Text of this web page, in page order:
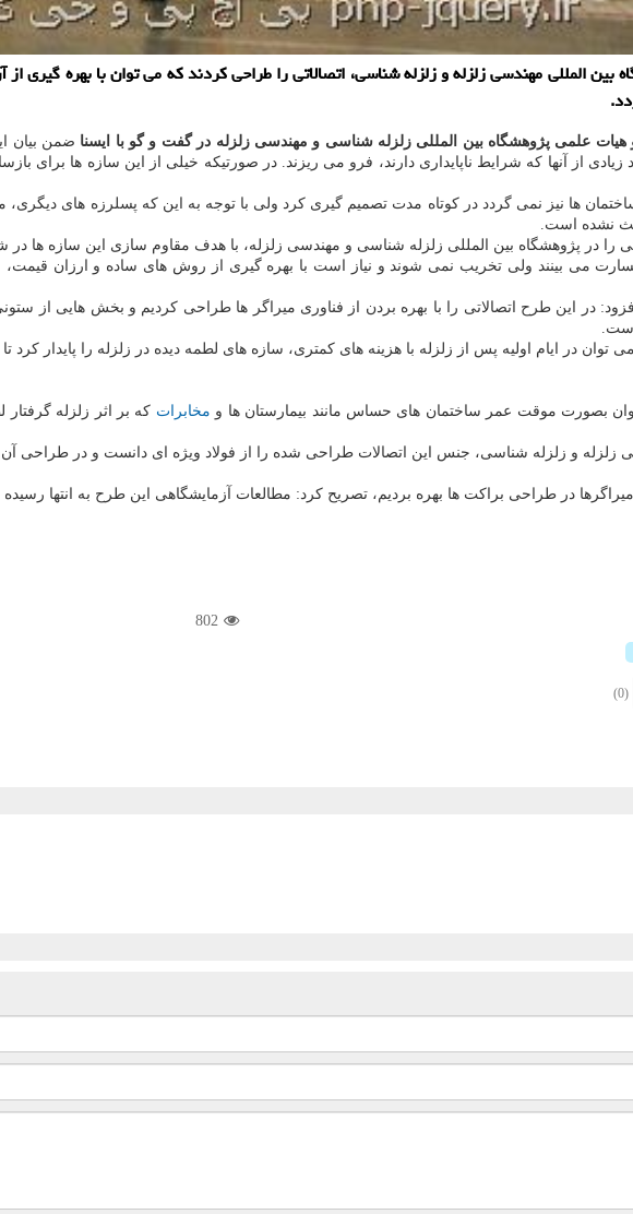
المللی مهندسی زلزله و زلزله شناسی، اتصالاتی را طراحی کردند که می توان با بهره گیری از
علمی پژوهشگاه بین المللی زلزله شناسی و مهندسی زلزله در گفت و گو با ایسنا ضمن بیان
از آنها که شرایط ناپایداری دارند، فرو می ریزند. در صورتیکه خیلی از این سازه ها برای
ها نیز نمی گردد در کوتاه مدت تصمیم گیری کرد ولی با توجه به این که پسلرزه های
نشده است.
را در پژوهشگاه بین المللی زلزله شناسی و مهندسی زلزله، با هدف مقاوم سازی این سازه ها
می بینند ولی تخریب نمی شوند و نیاز است با بهره گیری از روش های ساده و ارزان قیمت،
در این طرح اتصالاتی را با بهره بردن از فناوری میراگر ها طراحی کردیم و بخش هایی از
در ایام اولیه پس از زلزله با هزینه های کمتری، سازه های لطمه دیده در زلزله را پایدار
بصورت موقت عمر ساختمان های حساس مانند بیمارستان ها و مخابرات که بر اثر زلزله
زلزله و زلزله شناسی، جنس این اتصالات طراحی شده را از فولاد ویژه ای دانست و در طراحی
میراگرها در طراحی براکت ها بهره بردیم، تصریح کرد: مطالعات آزمایشگاهی این طرح به انتها
802
(0)